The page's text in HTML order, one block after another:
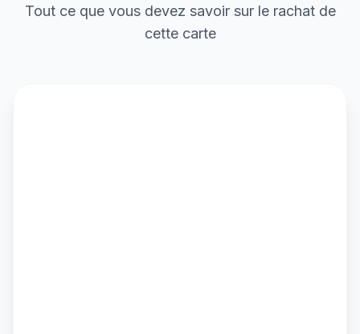
Tout ce que vous devez savoir sur le rachat de
cette carte